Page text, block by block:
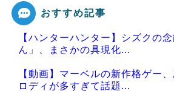
Powered by livedoor 相互RSS
おすすめ記事
【ハンターハンター】シズクの
ん」、まさかの具現化...
【動画】マーベルの新作格ゲー
ロディが多すぎて話題...